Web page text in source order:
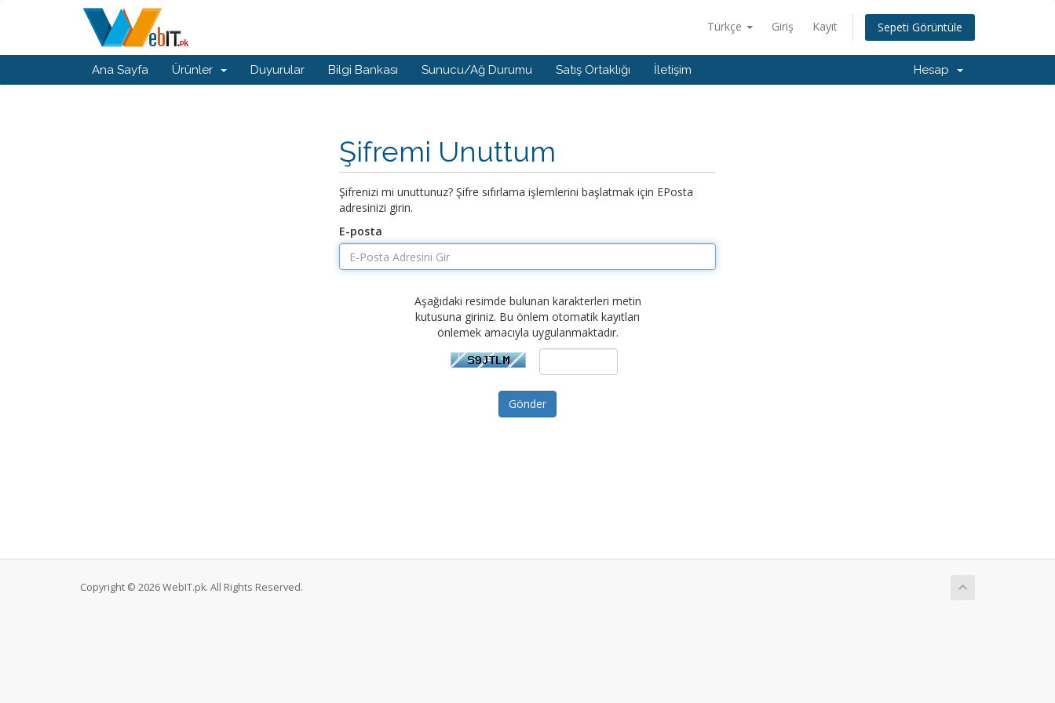
Türkçe Giriş Kayıt Sepeti Görüntüle
Ana Sayfa Ürünler Duyurular Bilgi Bankası Sunucu/Ağ Durumu Satış Ortaklığı İletişim Hesap
Şifremi Unuttum
Şifrenizi mi unuttunuz? Şifre sıfırlama işlemlerini başlatmak için EPosta
adresinizi girin.
E-posta
Aşağıdaki resimde bulunan karakterleri metin
kutusuna giriniz. Bu önlem otomatik kayıtları
önlemek amacıyla uygulanmaktadır.
Gönder
Copyright © 2026 WebIT.pk. All Rights Reserved.